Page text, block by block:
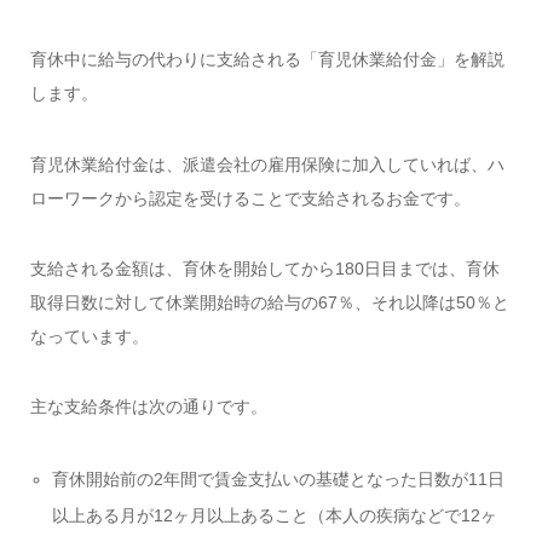
育休中に給与の代わりに支給される「育児休業給付金」を解説
します。
育児休業給付金は、派遣会社の雇用保険に加入していれば、ハ
ローワークから認定を受けることで支給されるお金です。
支給される金額は、育休を開始してから180日目までは、育休
取得日数に対して休業開始時の給与の67％、それ以降は50％と
なっています。
主な支給条件は次の通りです。
育休開始前の2年間で賃金支払いの基礎となった日数が11日
以上ある月が12ヶ月以上あること（本人の疾病などで12ヶ